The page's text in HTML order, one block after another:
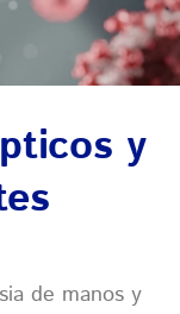
y
de manos y